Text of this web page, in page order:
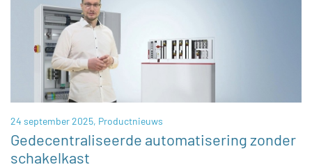
24 september 2025, Productnieuws
Gedecentraliseerde automatisering zonder
schakelkast